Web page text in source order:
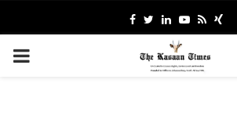
Facebook
TwitterLinkedinYoutube
RssXing
PRIMARY